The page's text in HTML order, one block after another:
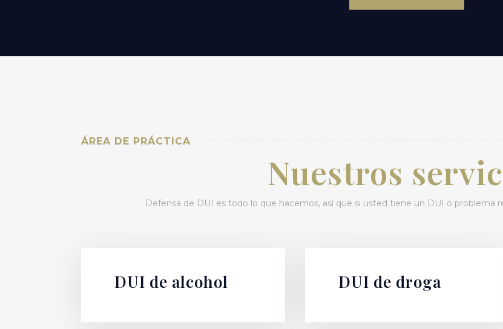
ÁREA DE PRÁCTICA
Nuestros
Defensa de DUI es todo lo que hacemos, así que si usted tiene un DUI o problema
DUI de alcohol DUI de droga